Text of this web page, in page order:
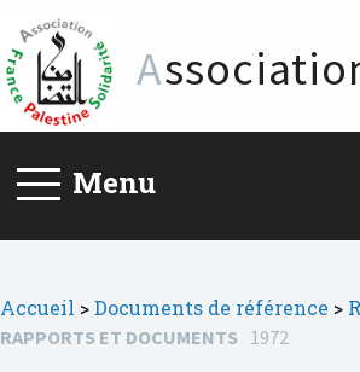
A
Menu
Accueil >Documents de référence >
RAPPORTS ET DOCUMENTS 1972